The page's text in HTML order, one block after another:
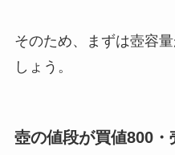
そのため、まずは壺容
しょう。
壺の値段が買値800・